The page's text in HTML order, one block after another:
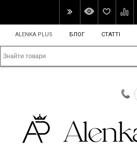
ALENKA PLUS БЛОГ СТАТТІ